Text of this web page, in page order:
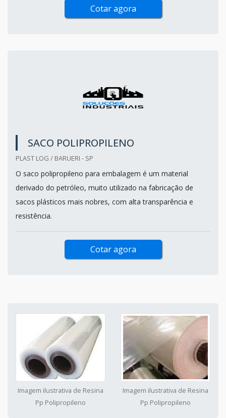
Cotar agora
SACO POLIPROPILENO
PLAST LOG / BARUERI - SP
O saco polipropileno para embalagem é um material
derivado do petróleo, muito utilizado na fabricação de
sacos plásticos mais nobres, com alta transparência e
resistência.
Cotar agora
Imagem ilustrativa de Resina
Pp Polipropileno
Imagem ilustrativa de Resina
Pp Polipropileno